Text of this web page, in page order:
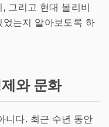
그리고 현대 볼리비
는지 알아보도록 하
와 문화
니다. 최근 수년 동안